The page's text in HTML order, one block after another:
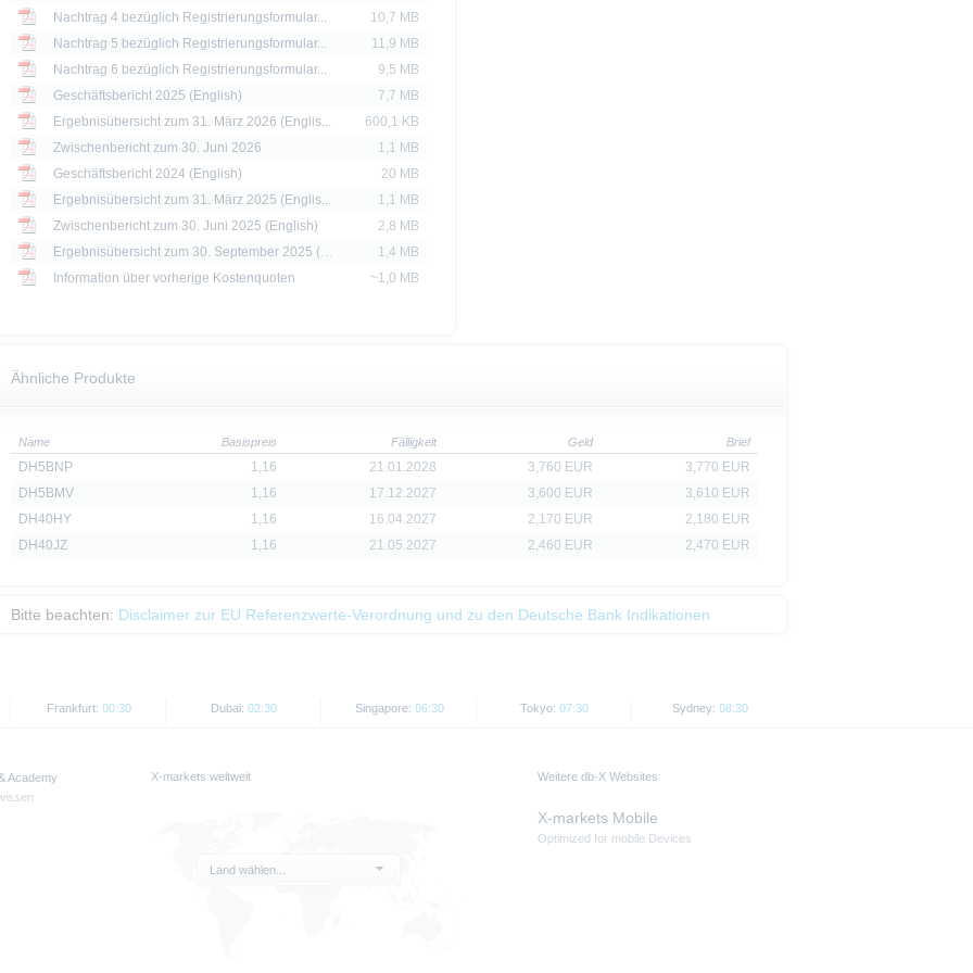
Nachtrag 4 bezüglich Registrierungsformular...
10,7 MB
Nachtrag 5 bezüglich Registrierungsformular...
11,9 MB
Nachtrag 6 bezüglich Registrierungsformular...
9,5 MB
Geschäftsbericht 2025 (English)
7,7 MB
Ergebnisübersicht zum 31. März 2026 (Englis...
600,1 KB
Zwischenbericht zum 30. Juni 2026
1,1 MB
Geschäftsbericht 2024 (English)
20 MB
Ergebnisübersicht zum 31. März 2025 (Englis...
1,1 MB
Zwischenbericht zum 30. Juni 2025 (English)
2,8 MB
Ergebnisübersicht zum 30. September 2025 (E...
1,4 MB
Information über vorherige Kostenquoten
~1,0 MB
Ähnliche Produkte
Name Basispreis Fälligkeit Geld Brief
DH5BNP 1,16 21.01.2028 3,760 EUR
3,770 EUR
DH5BMV
1,16 17.12.2027 3,600 EUR
3,610 EUR
DH40HY
1,16 16.04.2027 2,170 EUR
2,180 EUR
DH40JZ
1,16 21.05.2027 2,460 EUR 2,470 EUR
Bitte beachten: Disclaimer zur EU Referenzwerte-Verordnung und zu den Deutsche Bank Indikationen
Frankfurt: 00:30 Dubai: 02:30 Singapore: 06:30 Tokyo: 07:30 Sydney: 08:30
Academy
X-markets weltweit
Land wählen...
Weitere db-X Websites
X-markets Mobile
Optimized for mobile Devices
Personen zum Kauf angeboten oder an diese verkauft werden.
Informationen dürfen nur in solchen Staaten verbreitet oder veröffentlicht werden, in denen dies nach
zulässig ist. Der direkte oder indirekte Vertrieb der auf der X-markets Website enthaltenen
Kanada oder Japan, sowie seine Übermittlung an oder für Rechnung von US-Personen oder in den
Preise werden nur zu Informationszwecken zur Verfügung gestellt und dienen nicht als Indikator handelbarer
der Vergangenheit sind kein Indikator für die künftige Wertentwicklung.